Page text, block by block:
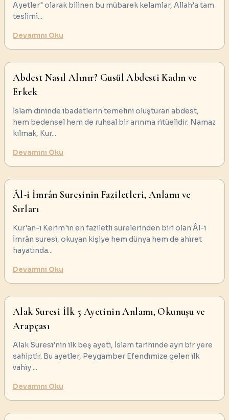
Ayetler" olarak bilinen bu mübarek kelamlar, Allah’a tam
teslimi...
Devamını Oku
Abdest Nasıl Alınır? Gusül Abdesti Kadın ve
Erkek
İslam dininde ibadetlerin temelini oluşturan abdest,
hem bedensel hem de ruhsal bir arınma ritüelidir. Namaz
kılmak, Kur...
Devamını Oku
Âl-i İmrân Suresinin Faziletleri, Anlamı ve
Sırları
Kur'an-ı Kerim'in en faziletli surelerinden biri olan Âl-i
İmrân suresi, okuyan kişiye hem dünya hem de ahiret
hayatında...
Devamını Oku
Alak Suresi İlk 5 Ayetinin Anlamı, Okunuşu ve
Arapçası
Alak Suresi’nin ilk beş ayeti, İslam tarihinde ayrı bir yere
sahiptir. Bu ayetler, Peygamber Efendimize gelen ilk
vahiy...
Devamını Oku